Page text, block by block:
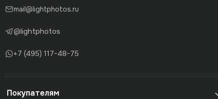
mail@lightphotos.ru
@lightphotos
+7 (495) 117-48-75
Покупателям